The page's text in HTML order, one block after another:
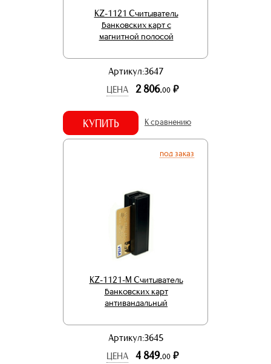
KZ-1121 Считыватель
банковских карт с
магнитной полосой
Артикул:3647
ЦЕНА
2 806.00 р.
КУПИТЬ К сравнению
под заказ
KZ-1121-M Считыватель
банковских карт
антивандальный
Артикул:3645
ЦЕНА
4 849.00 р.